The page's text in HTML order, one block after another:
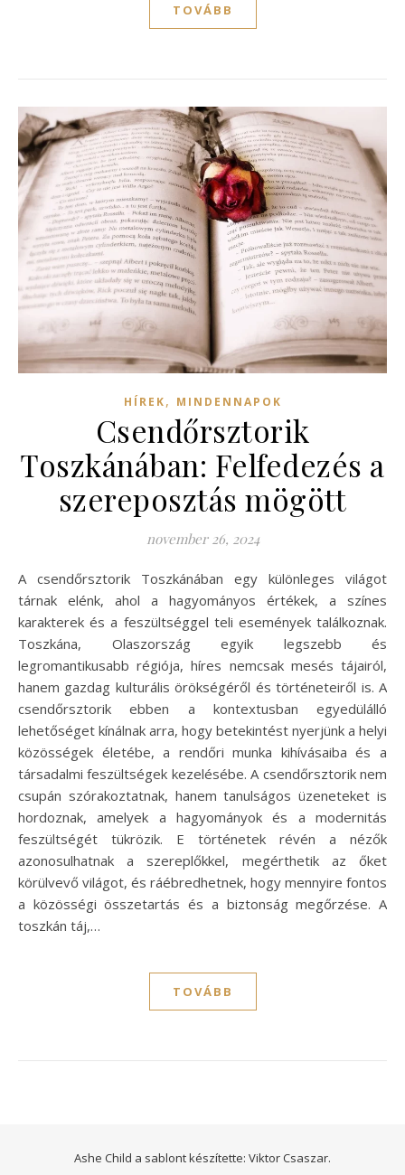
TOVÁBB
HÍREK, MINDENNAPOK
Csendőrsztorik
Toszkánában: Felfedezés a
szereposztás mögött
november 26, 2024
A csendőrsztorik Toszkánában egy különleges világot
tárnak elénk, ahol a hagyományos értékek, a színes
karakterek és a feszültséggel teli események találkoznak.
Toszkána, Olaszország egyik legszebb és
legromantikusabb régiója, híres nemcsak mesés tájairól,
hanem gazdag kulturális örökségéről és történeteiről is. A
csendőrsztorik ebben a kontextusban egyedülálló
lehetőséget kínálnak arra, hogy betekintést nyerjünk a helyi
közösségek életébe, a rendőri munka kihívásaiba és a
társadalmi feszültségek kezelésébe. A csendőrsztorik nem
csupán szórakoztatnak, hanem tanulságos üzeneteket is
hordoznak, amelyek a hagyományok és a modernitás
feszültségét tükrözik. E történetek révén a nézők
azonosulhatnak a szereplőkkel, megérthetik az őket
körülvevő világot, és ráébredhetnek, hogy mennyire fontos
a közösségi összetartás és a biztonság megőrzése. A
toszkán táj,…
TOVÁBB
Ashe Child a sablont készítette: Viktor Csaszar.